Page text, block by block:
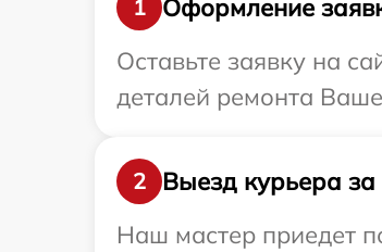
1
Оформление
Оставьте заявку на
деталей ремонта
2
Выезд курьера за
Наш мастер приедет